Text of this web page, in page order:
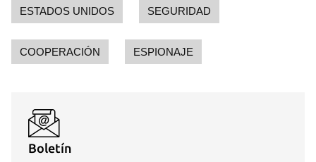
ESTADOS UNIDOS SEGURIDAD
COOPERACIÓN ESPIONAJE
Boletín